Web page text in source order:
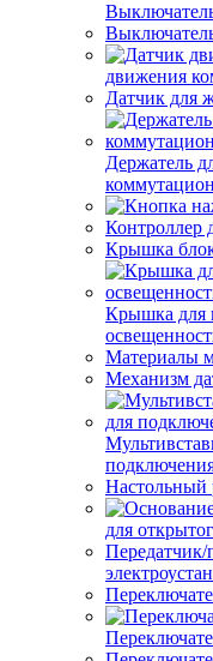
движения
Датчик для
Держатель
Контроллер
Крышка
Крышка для
Материалы
Механизм
Настольный
для
Передатчик/